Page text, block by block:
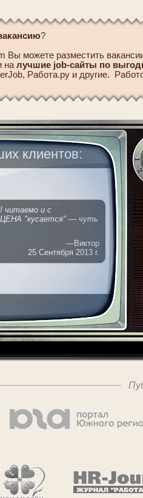
?
Вы можете разместить
на лучшие job-сайты по
Работа.ру и другие.
клиентов:
и с
"кусается" — чуть
—Виктор
25 Сентября 2013 г.